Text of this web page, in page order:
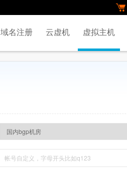
域名注册 云虚机 虚拟主机